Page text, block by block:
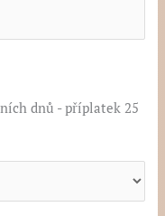
dnů - příplatek 25